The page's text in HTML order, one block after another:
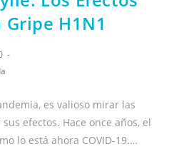
H1N1
es valioso mirar las
efectos. Hace once años, el
lo está ahora COVID-19.…